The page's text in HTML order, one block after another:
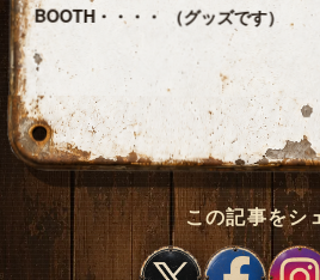
BOOTH・・・・ （グッズです）
この記事をシ